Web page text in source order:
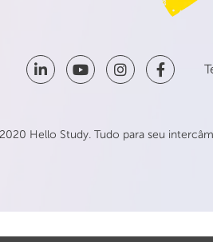
Hello Study. Tudo para seu